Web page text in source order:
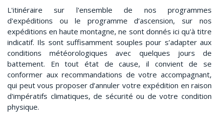
L'itinéraire sur l'ensemble de nos programmes
d'expéditions ou le programme d’ascension, sur nos
expéditions en haute montagne, ne sont donnés ici qu'à titre
indicatif. Ils sont suffisamment souples pour s’adapter aux
conditions météorologiques avec quelques jours de
battement. En tout état de cause, il convient de se
conformer aux recommandations de votre accompagnant,
qui peut vous proposer d’annuler votre expédition en raison
d'impératifs climatiques, de sécurité ou de votre condition
physique.